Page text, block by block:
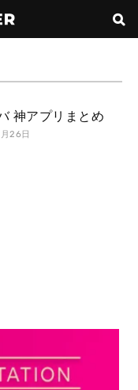
神アプリまとめ
26日